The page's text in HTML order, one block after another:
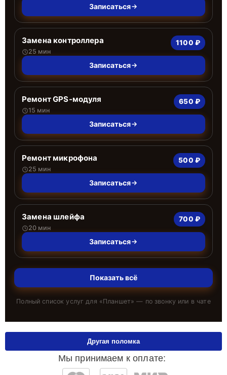
Записаться
Замена контроллера
25 мин
1100 ₽
Записаться
Ремонт GPS-модуля
15 мин
650 ₽
Записаться
Ремонт микрофона
25 мин
500 ₽
Записаться
Замена шлейфа
20 мин
700 ₽
Записаться
Показать всё
Полный список услуг для «Планшет» — по звонку или в чате
Мы принимаем к оплате:
Другая поломка